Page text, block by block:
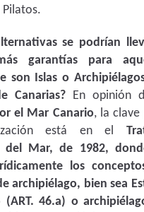
Pilatos.
se podrían
garantías para
son Islas o
Canarias? En opinión
el Mar Canario, la clave
está en el
del Mar, de 1982,
los
archipiélago, bien sea
(ART. 46.a) o